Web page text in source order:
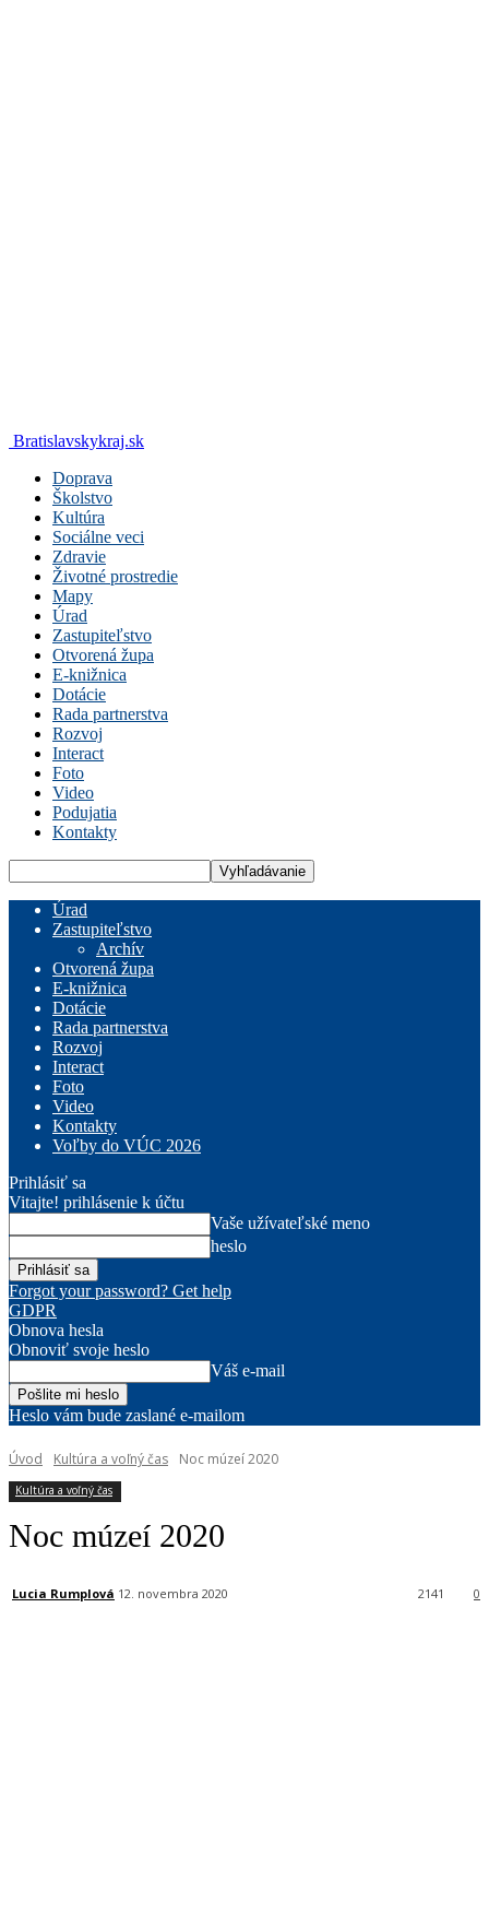
Bratislavskykraj.sk
Doprava
Školstvo
Kultúra
Sociálne veci
Zdravie
Životné prostredie
Mapy
Úrad
Zastupiteľstvo
Otvorená župa
E-knižnica
Dotácie
Rada partnerstva
Rozvoj
Interact
Foto
Video
Podujatia
Kontakty
Úrad
Zastupiteľstvo
Archív
Otvorená župa
E-knižnica
Dotácie
Rada partnerstva
Rozvoj
Interact
Foto
Video
Kontakty
Voľby do VÚC 2026
Prihlásiť sa
Vitajte! prihlásenie k účtu
Vaše užívateľské meno
heslo
Forgot your password? Get help
GDPR
Obnova hesla
Obnoviť svoje heslo
Váš e-mail
Heslo vám bude zaslané e-mailom
Úvod Kultúra a voľný čas Noc múzeí 2020
Kultúra a voľný čas
Noc múzeí 2020
Lucia Rumplová 12. novembra 2020 0
2141